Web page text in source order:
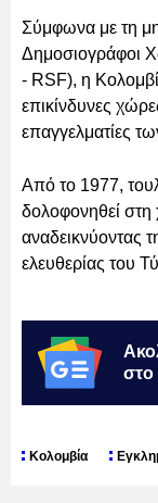
Σύμφωνα με τη
Δημοσιογράφοι
- RSF), η
επικίνδυνες
επαγγελματίες
Από το 1977,
δολοφονηθεί
αναδεικνύοντας
ελευθερίας του
στο
Κολομβία